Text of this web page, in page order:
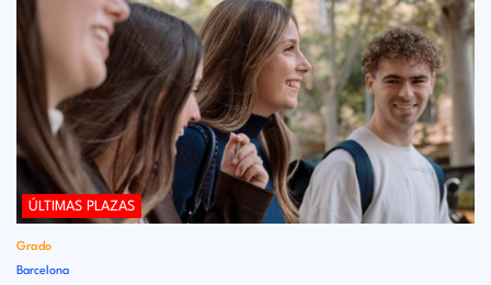
ÚLTIMAS PLAZAS
Grado
Barcelona